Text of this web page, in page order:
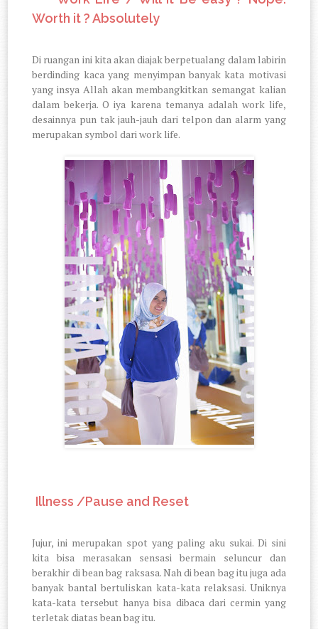
Worth it ? Absolutely
Di ruangan ini kita akan diajak berpetualang dalam labirin
berdinding kaca yang menyimpan banyak kata motivasi
yang insya Allah akan membangkitkan semangat kalian
dalam bekerja. O iya karena temanya adalah work life,
desainnya pun tak jauh-jauh dari telpon dan alarm yang
merupakan symbol dari work life.
Illness /Pause and Reset
Jujur, ini merupakan spot yang paling aku sukai. Di sini
kita bisa merasakan sensasi bermain seluncur dan
berakhir di bean bag raksasa. Nah di bean bag itu juga ada
banyak bantal bertuliskan kata-kata relaksasi. Uniknya
kata-kata tersebut hanya bisa dibaca dari cermin yang
terletak diatas bean bag itu.